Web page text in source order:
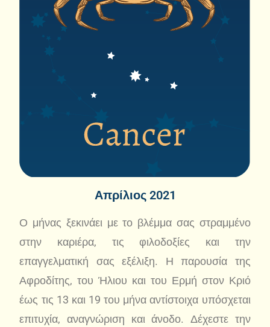
Απρίλιος 2021
Ο μήνας ξεκινάει με το βλέμμα σας στραμμένο
στην καριέρα, τις φιλοδοξίες και την
επαγγελματική σας εξέλιξη. Η παρουσία της
Αφροδίτης, του Ήλιου και του Ερμή στον Κριό
έως τις 13 και 19 του μήνα αντίστοιχα υπόσχεται
επιτυχία, αναγνώριση και άνοδο. Δέχεστε την